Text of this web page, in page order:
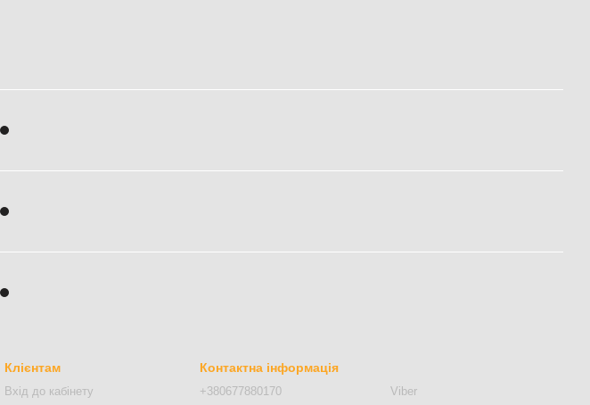
Клієнтам
Вхід до кабінету
Контактна інформація
+380677880170
Viber